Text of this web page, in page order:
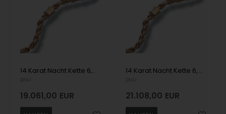
14 Karat Nacht Kette 6,5 mm als Armband oder Halskette
19.061,00 EUR
14 Karat Nacht Kette 6,5 mm als Armband oder Halskette
21.108,00 EUR